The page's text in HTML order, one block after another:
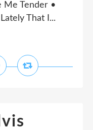
Me Tender •
That I...